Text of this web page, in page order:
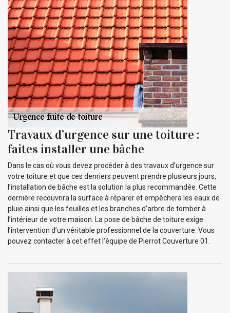
Travaux d’urgence sur une toiture :
faites installer une bâche
Dans le cas où vous devez procéder à des travaux d’urgence sur
votre toiture et que ces denriers peuvent prendre plusieurs jours,
l’installation de bâche est la solution la plus recommandée. Cette
dernière recouvrira la surface à réparer et empêchera les eaux de
pluie ainsi que les feuilles et les branches d’arbre de tomber à
l’intérieur de votre maison. La pose de bâche de toiture exige
l’intervention d’un véritable professionnel de la couverture. Vous
pouvez contacter à cet effet l’équipe de Pierrot Couverture 01.